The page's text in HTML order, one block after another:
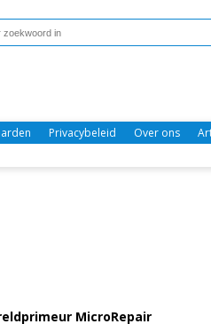
Privacybeleid Over ons
MicroRepair